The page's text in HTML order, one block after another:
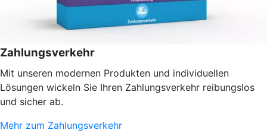
Zahlungsverkehr
Mit unseren modernen Produkten und individuellen
Lösungen wickeln Sie Ihren Zahlungsverkehr reibungslos
und sicher ab.
Mehr zum Zahlungsverkehr